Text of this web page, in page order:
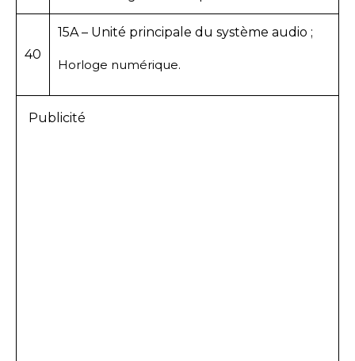
40
15A – Unité principale du système audio ;
Horloge numérique.
Publicité